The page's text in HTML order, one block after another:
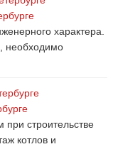
характера.
необходимо
строительстве
котлов и